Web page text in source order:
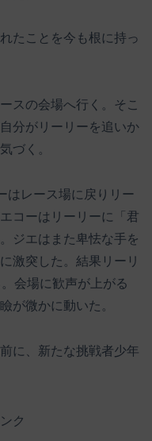
たことを今も根に持っ
スの会場へ行く。そこ
分がリーリーを追いか
づく。
はレース場に戻りリー
コーはリーリーに「君
ジエはまた卑怯な手を
激突した。結果リーリ
会場に歓声が上がる
が微かに動いた。
に、新たな挑戦者少年
ク